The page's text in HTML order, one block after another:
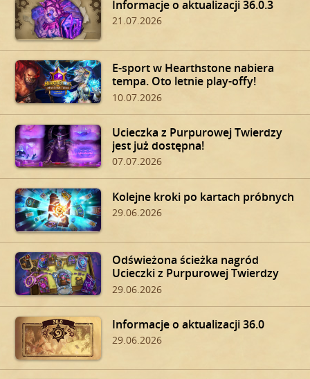
Informacje o aktualizacji 36.0.3
21.07.2026
E-sport w Hearthstone nabiera
tempa. Oto letnie play-offy!
10.07.2026
Ucieczka z Purpurowej Twierdzy
jest już dostępna!
07.07.2026
Kolejne kroki po kartach próbnych
29.06.2026
Odświeżona ścieżka nagród
Ucieczki z Purpurowej Twierdzy
29.06.2026
Informacje o aktualizacji 36.0
29.06.2026